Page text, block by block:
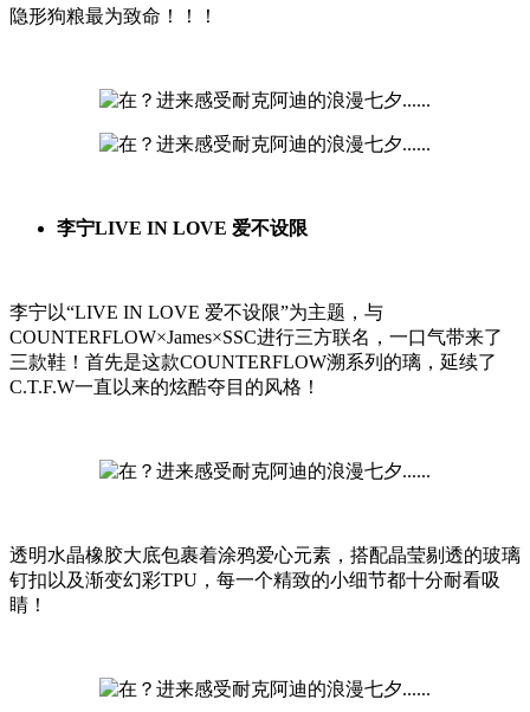
隐形狗粮最为致命！！！
李宁LIVE IN LOVE 爱不设限
李宁以“LIVE IN LOVE 爱不设限”为主题，与
COUNTERFLOW×James×SSC进行三方联名，一口气带来了
三款鞋！首先是这款COUNTERFLOW溯系列的璃，延续了
C.T.F.W一直以来的炫酷夺目的风格！
透明水晶橡胶大底包裹着涂鸦爱心元素，搭配晶莹剔透的玻璃
钉扣以及渐变幻彩TPU，每一个精致的小细节都十分耐看吸
睛！